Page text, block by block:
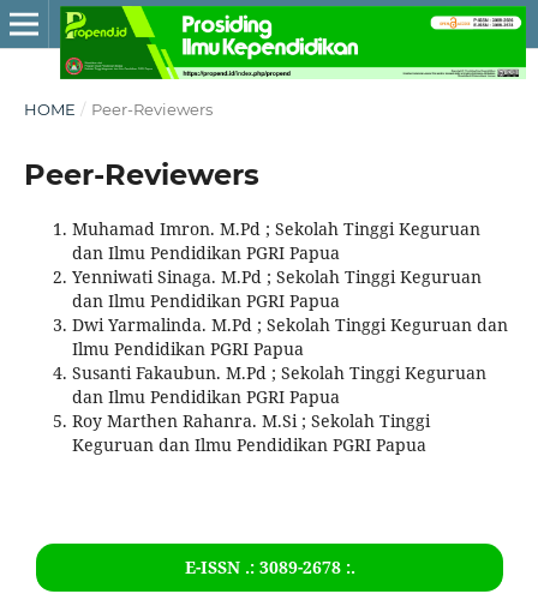
HOME / Peer-Reviewers
Peer-Reviewers
Muhamad Imron. M.Pd ; Sekolah Tinggi Keguruan
dan Ilmu Pendidikan PGRI Papua
Yenniwati Sinaga. M.Pd ; Sekolah Tinggi Keguruan
dan Ilmu Pendidikan PGRI Papua
Dwi Yarmalinda. M.Pd ; Sekolah Tinggi Keguruan dan
Ilmu Pendidikan PGRI Papua
Susanti Fakaubun. M.Pd ; Sekolah Tinggi Keguruan
dan Ilmu Pendidikan PGRI Papua
Roy Marthen Rahanra. M.Si ; Sekolah Tinggi
Keguruan dan Ilmu Pendidikan PGRI Papua
E-ISSN .: 3089-2678 :.